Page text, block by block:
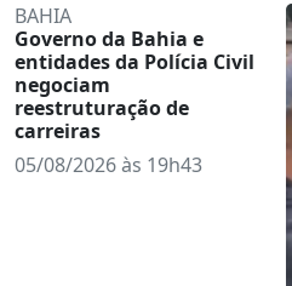
BAHIA
Governo da Bahia e
entidades da Polícia Civil
negociam
reestruturação de
carreiras
05/08/2026 às 19h43